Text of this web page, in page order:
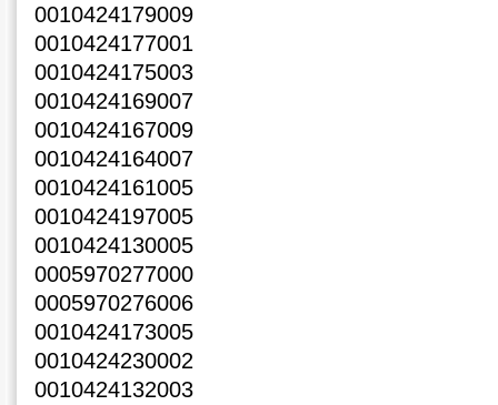
0010424179009
0010424177001
0010424175003
0010424169007
0010424167009
0010424164007
0010424161005
0010424197005
0010424130005
0005970277000
0005970276006
0010424173005
0010424230002
0010424132003